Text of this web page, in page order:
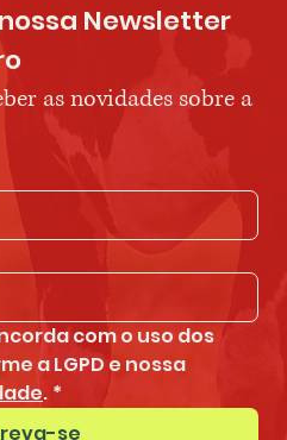
Newsletter
as novidades sobre a
com o uso dos
. *
se